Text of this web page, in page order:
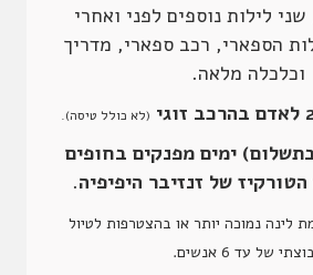
לילות נוספים לפני ואחרי
הספארי, רכב ספארי, מדריך
וכלכלה מלאה.
(לא כולל טיסה).
ימים מפנקים בחופים
של זנזיבר היפיפיה.
לינה נמוכה יותר או בהצטרפות לטיול
של עד 6 אנשים.